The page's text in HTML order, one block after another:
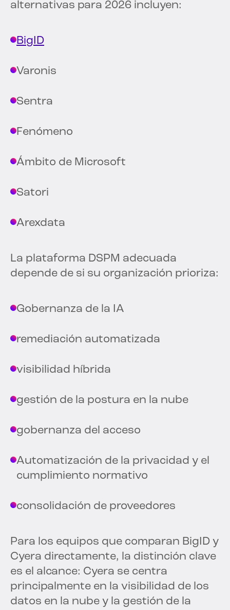
alternativas para 2026 incluyen:
BigID
Varonis
Sentra
Fenómeno
Ámbito de Microsoft
Satori
Arexdata
La plataforma DSPM adecuada
depende de si su organización prioriza:
Gobernanza de la IA
remediación automatizada
visibilidad híbrida
gestión de la postura en la nube
gobernanza del acceso
Automatización de la privacidad y el
cumplimiento normativo
consolidación de proveedores
Para los equipos que comparan BigID y
Cyera directamente, la distinción clave
es el alcance: Cyera se centra
principalmente en la visibilidad de los
datos en la nube y la gestión de la